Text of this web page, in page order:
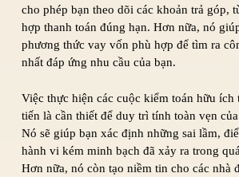
cho phép bạn theo dõi các khoản trả góp,
hợp thanh toán đúng hạn. Hơn nữa, nó
phương thức vay vốn phù hợp để tìm ra
nhất đáp ứng nhu cầu của bạn.
Việc thực hiện các cuộc kiểm toán hữu ích
tiến là cần thiết để duy trì tính toàn vẹn
Nó sẽ giúp bạn xác định những sai lầm,
hành vi kém minh bạch đã xảy ra trong
Hơn nữa, nó còn tạo niềm tin cho các nhà